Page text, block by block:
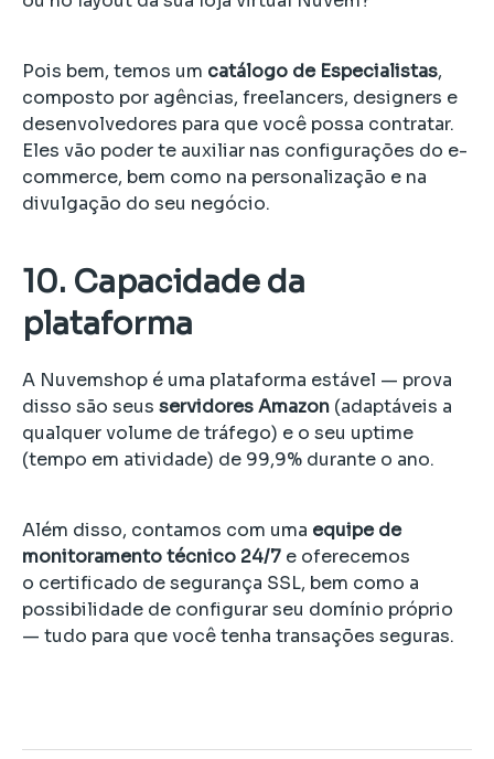
Pois bem, temos um catálogo de Especialistas,
composto por agências, freelancers, designers e
desenvolvedores para que você possa contratar.
Eles vão poder te auxiliar nas configurações do e-
commerce, bem como na personalização e na
divulgação do seu negócio.
10. Capacidade da
plataforma
A Nuvemshop é uma plataforma estável — prova
disso são seus servidores Amazon(adaptáveis a
qualquer volume de tráfego) e o seu uptime
(tempo em atividade) de 99,9% durante o ano.
Além disso, contamos com uma equipe de
monitoramento técnico 24/7e oferecemos
o certificado de segurança SSL, bem como a
possibilidade de configurar seu domínio próprio
— tudo para que você tenha transações seguras.